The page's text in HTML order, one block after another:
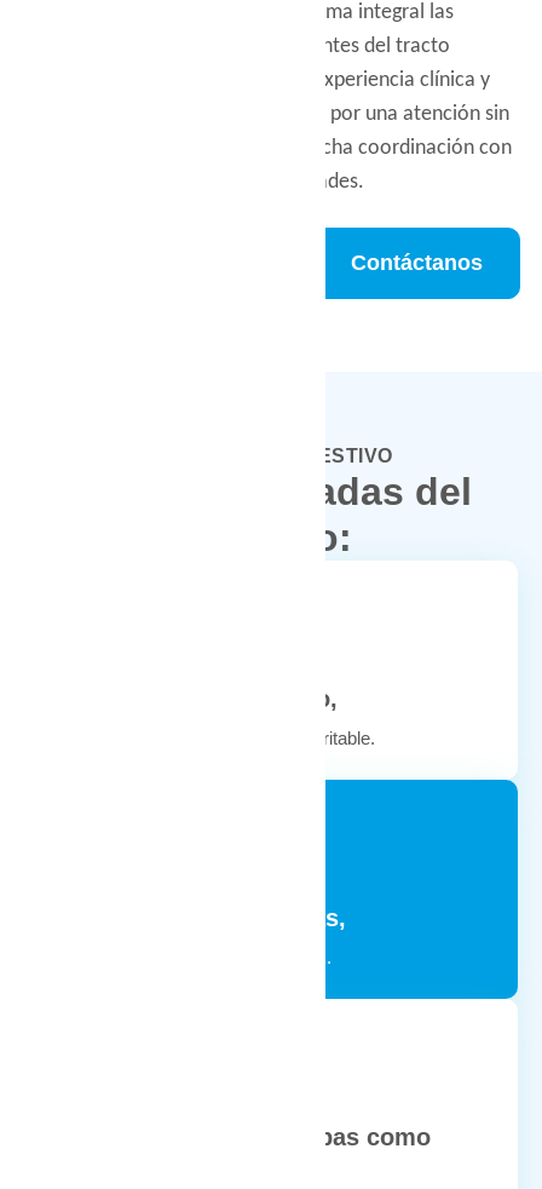
diagnosticar y tratar de forma integral las
enfermedades más frecuentes del tracto
gastrointestinal, combinando experiencia clínica y
tecnología avanzada. Apostamos por una atención sin
esperas, personalizada y en estrecha coordinación con
otras especialidades.
Contáctanos
APARATO DIGESTIVO
Áreas destacadas del
servicio:
Reflujo gastroesofágico,
dispepsia, síndrome de intestino irritable.
Enfermedades hepáticas,
inflamatorias y digestivas crónicas.
Coordinación con pruebas como